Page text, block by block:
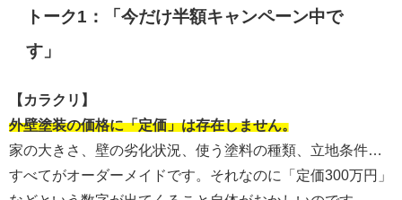
トーク1：「今だけ半額キャンペーン中で
す」
【カラクリ】
外壁塗装の価格に「定価」は存在しません。
家の大きさ、壁の劣化状況、使う塗料の種類、立地条件…
すべてがオーダーメイドです。それなのに「定価300万円」